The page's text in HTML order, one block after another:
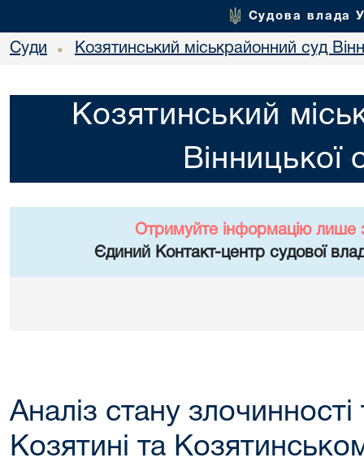
Судова влада
Суди • Козятинський міськрайонний суд
Козятинський
Вінницької
Отримуйте інформацію лише
Єдиний Контакт-центр судової
Аналіз стану
Козятині та